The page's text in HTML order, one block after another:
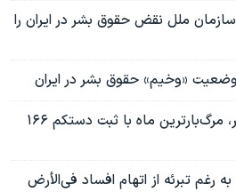
ملل نقض حقوق بشر در ایران را
از وضعیت «وخیم» حقوق بشر در ایران
گروه‌های حقوق بشری: اکتبر، مرگ‌بارترین ماه با ثبت دستکم ۱۶۶
رغم تبرئه از اتهام افساد فی‌الأرض